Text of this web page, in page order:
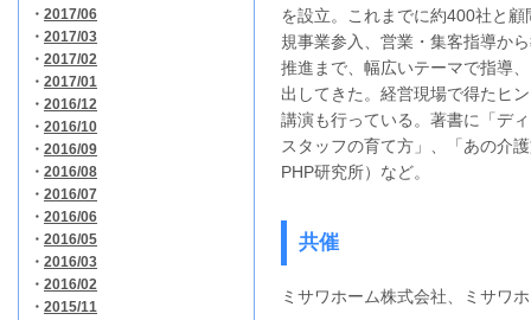
・ 2017/06
・ 2017/03
・ 2017/02
・ 2017/01
・ 2016/12
・ 2016/10
・ 2016/09
・ 2016/08
・ 2016/07
・ 2016/06
・ 2016/05
・ 2016/03
・ 2016/02
・ 2015/11
を設立。これまでに約400社と
規事業参入、営業・集客指導か
推進まで、幅広いテーマで指導
出してきた。経営現場で得たヒ
講演も行っている。著書に「デ
スタッフの育て方」、「あの介
PHP研究所）など。
共催
ミサワホーム株式会社、 ミサワ